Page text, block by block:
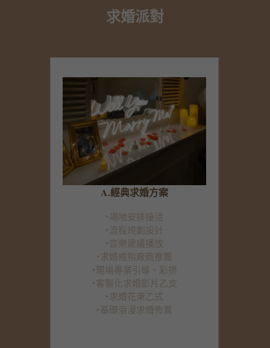
求婚派對
A.經典求婚方案
‣場地安排接洽
‣流程規劃設計
‣音樂建議播放
‣求婚戒指廠商推薦
‣現場專業引導、彩排
‣客製化求婚影片乙支
‣求婚花束乙式
‣基礎浪漫求婚佈置